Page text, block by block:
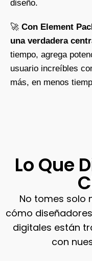
diseño.
🚀 Con Element
una verdadera
tiempo, agrega
usuario increíbles
más, en menos
Lo Que
No tomes solo
cómo
digitales están
con